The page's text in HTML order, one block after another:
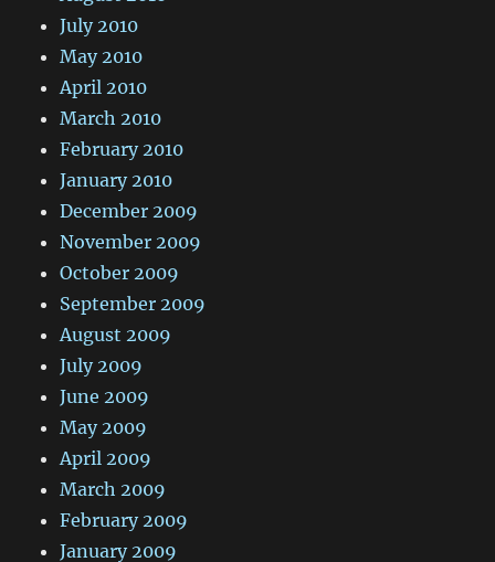
July 2010
May 2010
April 2010
March 2010
February 2010
January 2010
December 2009
November 2009
October 2009
September 2009
August 2009
July 2009
June 2009
May 2009
April 2009
March 2009
February 2009
January 2009